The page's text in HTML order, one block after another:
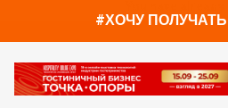
#ХОЧУ